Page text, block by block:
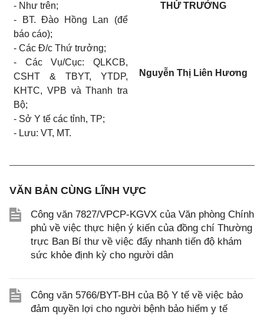
- Như trên;
-
BT. Đào Hồng Lan (để
báo cáo);
-Các Đ/c Thứ trưởng;
- Các Vụ/Cục: QLKCB,
CSHT & TBYT,
YTDP,
KHTC, VPB và Thanh tra
Bộ;
- Sở Y tế cáctỉnh, TP;
- Lưu: VT, MT.
THỨ TRƯỞNG
Nguyễn Thị Liên Hương
VĂN BẢN CÙNG LĨNH VỰC
Công văn 7827/VPCP-KGVX của Văn phòng Chính
phủ về việc thực hiện ý kiến của đồng chí Thường
trực Ban Bí thư về việc đẩy nhanh tiến độ khám
sức khỏe định kỳ cho người dân
Công văn 5766/BYT-BH của Bộ Y tế về việc bảo
đảm quyền lợi cho người bệnh bảo hiểm y tế